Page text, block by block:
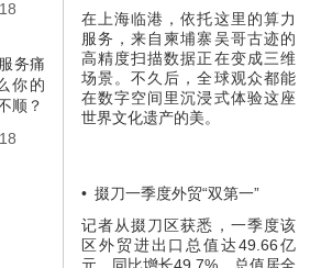
务痛
你的
顺？
在上海临港，依托这里的算力
服务，来自柬埔寨吴哥古迹的
高精度扫描数据正在变成三维
场景。不久后，全球观众都能
在数字空间里沉浸式体验这座
世界文化遗产的美。
• 掇刀一季度外贸“双第一”
记者从掇刀区获悉，一季度该
区外贸进出口总值达49.66亿
元，同比增长49.7%，总值居全